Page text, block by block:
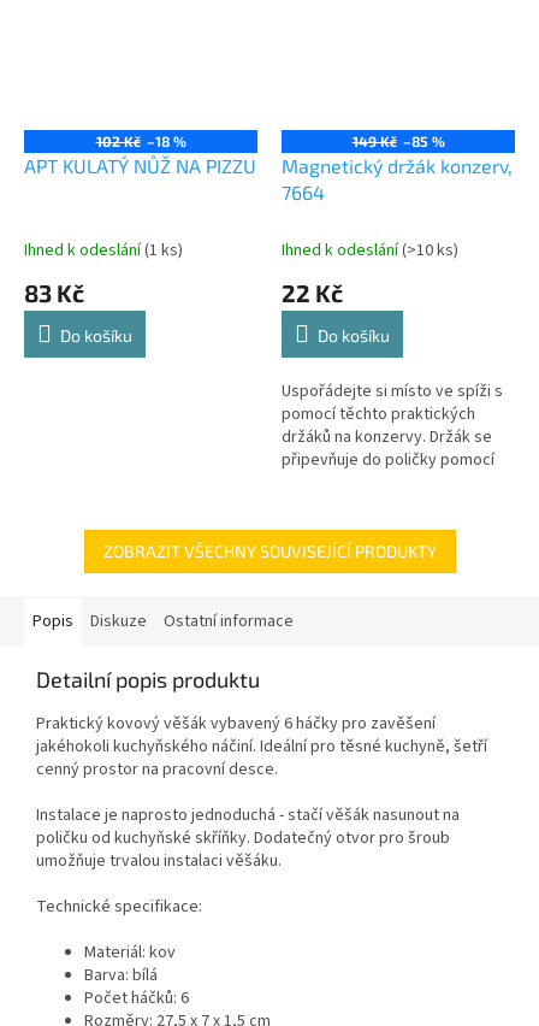
102 Kč –18 %
APT KULATÝ NŮŽ NA PIZZU
Ihned k odeslání(1 ks)
83 Kč
Do košíku
149 Kč –85 %
Magnetický držák konzerv,
7664
Ihned k odeslání(>10 ks)
22 Kč
Do košíku
Uspořádejte si místo ve spíži s
pomocí těchto praktických
držáků na konzervy. Držák se
připevňuje do poličky pomocí
ZOBRAZIT VŠECHNY SOUVISEJÍCÍ PRODUKTY
Popis Diskuze Ostatní informace
Detailní popis produktu
Praktický kovový věšák vybavený 6 háčky pro zavěšení
jakéhokoli kuchyňského náčiní. Ideální pro těsné kuchyně, šetří
cenný prostor na pracovní desce.
Instalace je naprosto jednoduchá - stačí věšák nasunout na
poličku od kuchyňské skříňky. Dodatečný otvor pro šroub
umožňuje trvalou instalaci věšáku.
Technické specifikace:
Materiál: kov
Barva: bílá
Počet háčků: 6
Rozměry: 27,5 x 7 x 1,5 cm